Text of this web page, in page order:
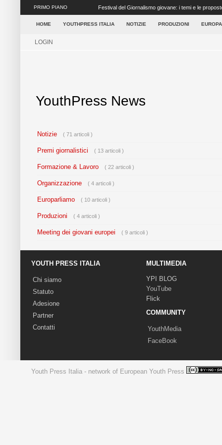
PRIMO PIANO Festival del Giornalismo giovane: i temi e le
concretezza ai tanti elementi ...
HOME YOUTHPRESS ITALIA NOTIZIE PRODUZIONI
LOGIN
YouthPress News
Notizie ( 71 articoli )
Premi giornalistici ( 13 articoli )
Formazione & Lavoro ( 22 articoli )
Organizzazione ( 4 articoli )
Europarliamo ( 10 articoli )
Produzioni ( 4 articoli )
Meeting dei giovani europei ( 9 articoli )
YOUTH PRESS ITALIA
Chi siamo
Statuto
Adesione
Partner
Contatti
MULTIMEDIA
YPI BLOG
YouTube
Flick
COMMUNITY
YouthMedia
FaceBook
Youth Press Italia - network of European Youth Press